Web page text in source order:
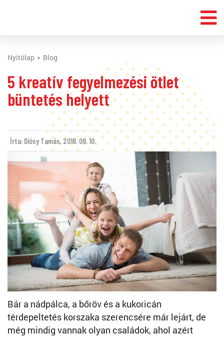
Nyitólap Blog
5 kreatív fegyelmezési ötlet
büntetés helyett
Írta: Diósy Tamás, 2018. 09. 10.
Bár a nádpálca, a bőröv és a kukoricán
térdepeltetés korszaka szerencsére már lejárt, de
még mindig vannak olyan családok, ahol azért